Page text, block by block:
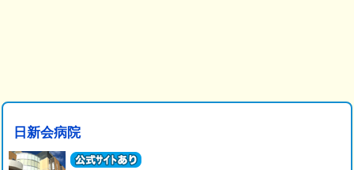
日新会病院